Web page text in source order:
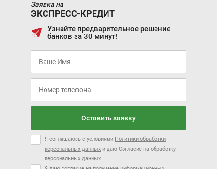
Заявка на
ЭКСПРЕСС-КРЕДИТ
Узнайте предварительное решение
банков за 30 минут!
Оставить заявку
Я соглашаюсь с условиями Политики обработки
персональных данных и даю Согласие на обработку
персональных данных